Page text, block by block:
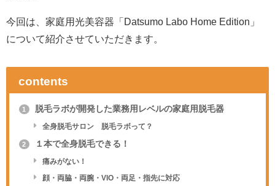
今回は、家庭用光美容器「Datsumo Labo Home Edition」
について紹介させていただきます。
contents
1 脱毛ラボが開発した業務用レベルの家庭用脱毛器
全身脱毛サロン 脱毛ラボって？
2 １本で全身脱毛できる！
痛みがない！
顔・両脇・両腕・VIO・両足・指先に対応